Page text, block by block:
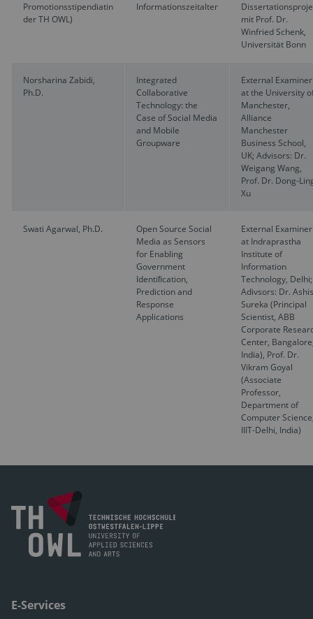
Promotionsstipendiatin
der TH OWL)
Informationszeitalter
mit Prof. Dr.
Winfried Schenk,
Universität Bonn
Norsharina Zabidi,
Ph.D.
Integrated
Collaborative
Technology: the
Case of Social Media
and Mobile
Groupware
External Examiner
at the University
Manchester,
Alliance
Manchester
Business School,
UK; Advisors: Dr.
Weigang Wang,
Prof. Dr. Dong-
Xu
Swati Agarwal, Ph.D.
Open Source Social
Media as Sensors
for Enabling
Government
Identiﬁcation,
Prediction and
Response
Applications
External Examiner
at Indraprastha
Institute of
Information
Technology, Delhi;
Adivsors: Dr.
Sureka (Principal
Scientist, ABB
Corporate
Center,
India), Prof. Dr.
Vikram Goyal
(Associate
Professor,
Department of
Computer
IIIT-Delhi, India)
E-Services